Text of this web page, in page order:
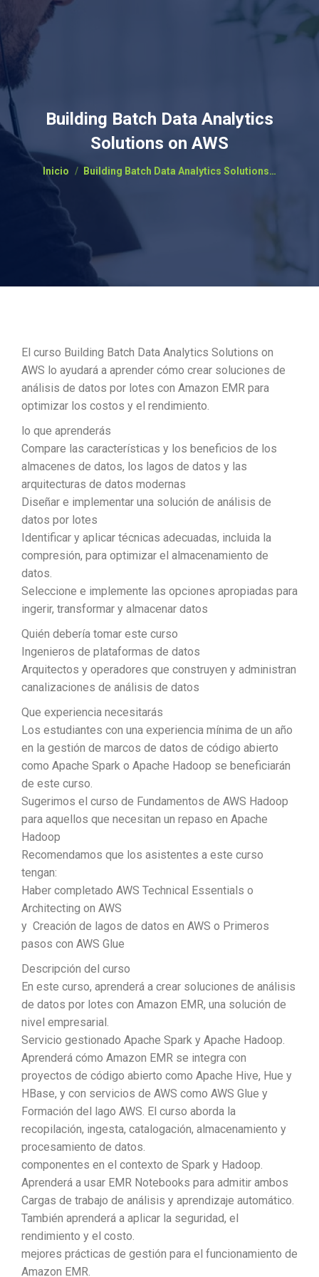
Building Batch Data Analytics
Solutions on AWS
Estás aquí:
Inicio Building Batch Data Analytics Solutions…
El curso Building Batch Data Analytics Solutions on
AWS lo ayudará a aprender cómo crear soluciones de
análisis de datos por lotes con Amazon EMR para
optimizar los costos y el rendimiento.
lo que aprenderás
Compare las características y los beneficios de los
almacenes de datos, los lagos de datos y las
arquitecturas de datos modernas
Diseñar e implementar una solución de análisis de
datos por lotes
Identificar y aplicar técnicas adecuadas, incluida la
compresión, para optimizar el almacenamiento de
datos.
Seleccione e implemente las opciones apropiadas para
ingerir, transformar y almacenar datos
Quién debería tomar este curso
Ingenieros de plataformas de datos
Arquitectos y operadores que construyen y administran
canalizaciones de análisis de datos
Que experiencia necesitarás
Los estudiantes con una experiencia mínima de un año
en la gestión de marcos de datos de código abierto
como Apache Spark o Apache Hadoop se beneficiarán
de este curso.
Sugerimos el curso de Fundamentos de AWS Hadoop
para aquellos que necesitan un repaso en Apache
Hadoop
Recomendamos que los asistentes a este curso
tengan:
Haber completado AWS Technical Essentials o
Architecting on AWS
y Creación de lagos de datos en AWS o Primeros
pasos con AWS Glue
Descripción del curso
En este curso, aprenderá a crear soluciones de análisis
de datos por lotes con Amazon EMR, una solución de
nivel empresarial.
Servicio gestionado Apache Spark y Apache Hadoop.
Aprenderá cómo Amazon EMR se integra con
proyectos de código abierto como Apache Hive, Hue y
HBase, y con servicios de AWS como AWS Glue y
Formación del lago AWS. El curso aborda la
recopilación, ingesta, catalogación, almacenamiento y
procesamiento de datos.
componentes en el contexto de Spark y Hadoop.
Aprenderá a usar EMR Notebooks para admitir ambos
Cargas de trabajo de análisis y aprendizaje automático.
También aprenderá a aplicar la seguridad, el
rendimiento y el costo.
mejores prácticas de gestión para el funcionamiento de
Amazon EMR.